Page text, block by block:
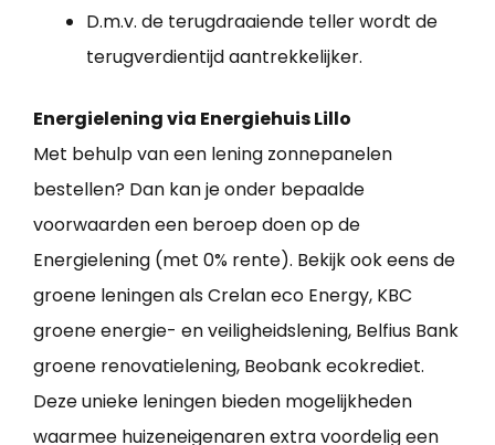
D.m.v. de terugdraaiende teller wordt de
terugverdientijd aantrekkelijker.
Energielening via Energiehuis Lillo
Met behulp van een lening zonnepanelen
bestellen? Dan kan je onder bepaalde
voorwaarden een beroep doen op de
Energielening (met 0% rente). Bekijk ook eens de
groene leningen als Crelan eco Energy, KBC
groene energie- en veiligheidslening, Belfius Bank
groene renovatielening, Beobank ecokrediet.
Deze unieke leningen bieden mogelijkheden
waarmee huizeneigenaren extra voordelig een